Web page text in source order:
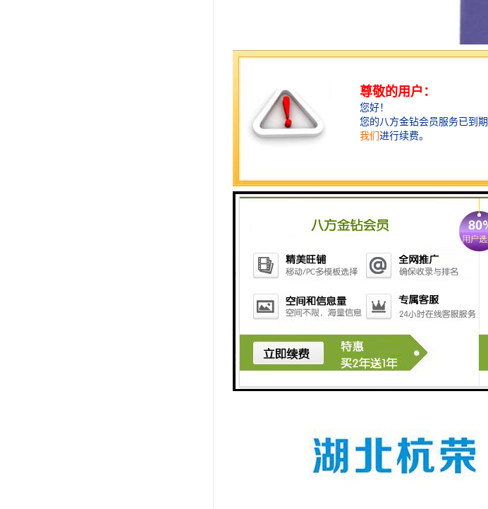
限位开关分工作限位开关和限限位开关，工作限位
事故的。
工作限位开关安装在机构需要改变工况的位置，开
保护机构动作过大出现机构损坏。